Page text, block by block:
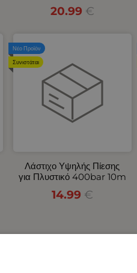
20.99 €
Λάστιχο Υψηλής Πίεσης
για Πλυστικό 400bar 10m
14.99 €
Νέο Προϊόν
Συνιστάται